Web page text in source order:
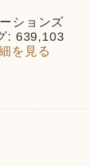
ションズ
: 639,103
を見る